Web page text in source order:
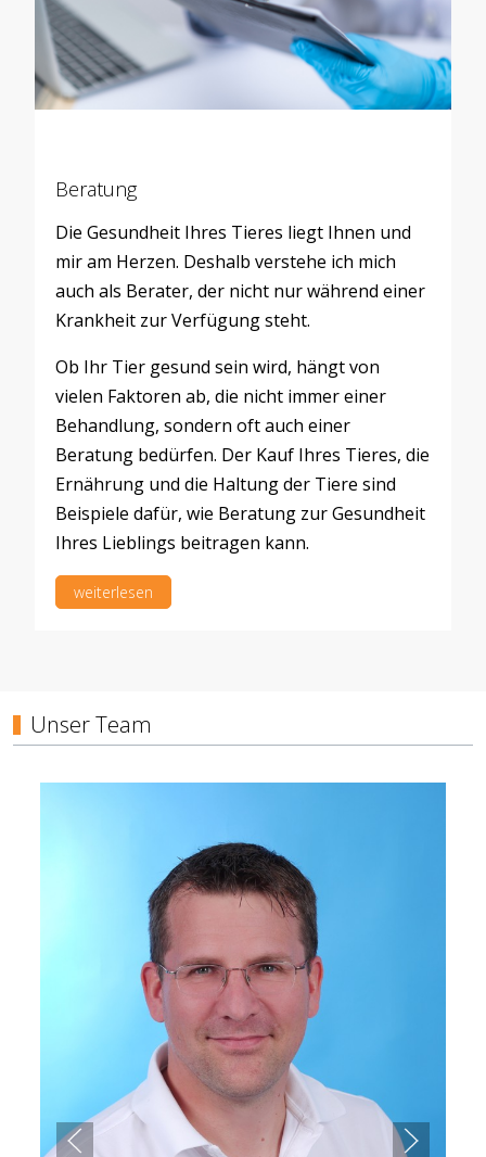
Beratung
Die Gesundheit Ihres Tieres liegt Ihnen und
mir am Herzen. Deshalb verstehe ich mich
auch als Berater, der nicht nur während einer
Krankheit zur Verfügung steht.
Ob Ihr Tier gesund sein wird, hängt von
vielen Faktoren ab, die nicht immer einer
Behandlung, sondern oft auch einer
Beratung bedürfen. Der Kauf Ihres Tieres, die
Ernährung und die Haltung der Tiere sind
Beispiele dafür, wie Beratung zur Gesundheit
Ihres Lieblings beitragen kann.
weiterlesen
Unser Team